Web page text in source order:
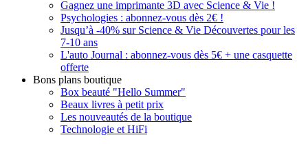
Gagnez une imprimante 3D avec Science & Vie !
Psychologies : abonnez-vous dès 2€ !
Jusqu’à -40% sur Science & Vie Découvertes pour les
7-10 ans
L'auto Journal : abonnez-vous dès 5€ + une casquette
offerte
Bons plans boutique
Box beauté "Hello Summer"
Beaux livres à petit prix
Les nouveautés de la boutique
Technologie et HiFi